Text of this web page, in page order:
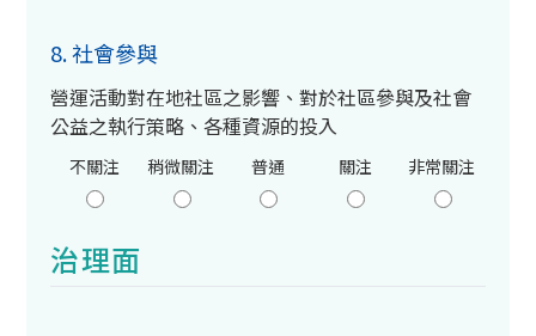
8. 社會參與
營運活動對在地社區之影響、對於社區參與及社會
公益之執行策略、各種資源的投入
不關注 稍微關注 普通 關注 非常關注
治理面